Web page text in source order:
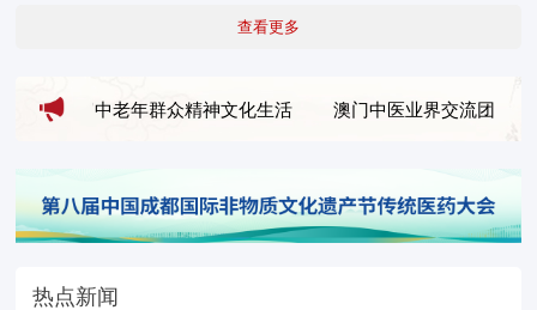
查看更多
动丰富中老年群众精神文化生活 澳门中医业界交流团访问河
热点新闻